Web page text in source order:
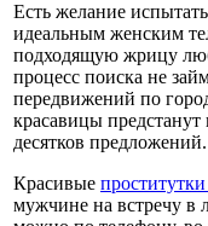
Есть желание
идеальным женским
подходящую жрицу
процесс поиска не
передвижений по
красавицы
десятков предложений.
Красивые
мужчине на встречу в